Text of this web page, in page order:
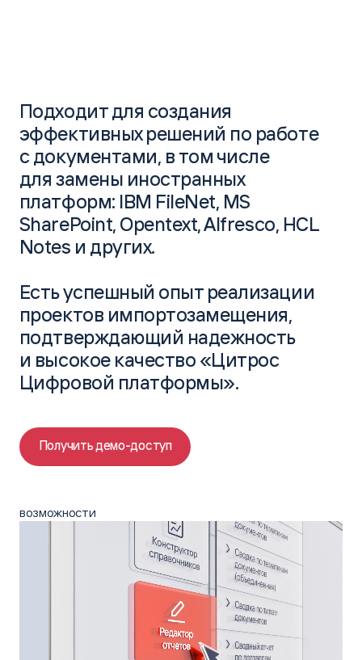
Подходит для создания
эффективных решений по работе
с документами, в том числе
для замены иностранных
платформ: IBM FileNet, MS
SharePoint, Opentext, Alfresco, HCL
Notes и других.
Есть успешный опыт реализации
проектов импортозамещения,
подтверждающий надежность
и высокое качество «Цитрос
Цифровой платформы».
Получить демо-доступ
возможности